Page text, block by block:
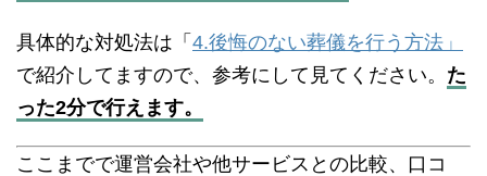
具体的な対処法は「 4.後悔のない葬儀を行う方法」
で紹介してますので、参考にして見てください。 た
った2分で行えます。
ここまでで運営会社や他サービスとの比較、口コ